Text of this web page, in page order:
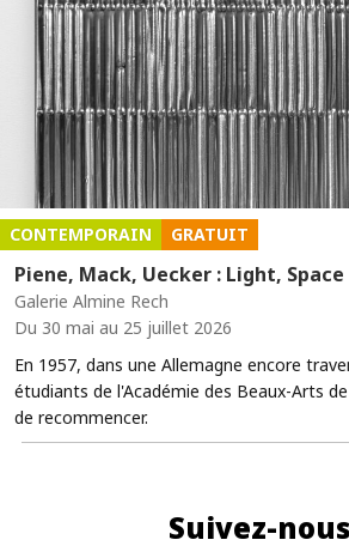
CONTEMPORAIN GRATUIT
Piene, Mack, Uecker : Light,
Galerie Almine Rech
Du 30 mai au 25 juillet 2026
En 1957, dans une Allemagne encore
étudiants de l'Académie des Beaux-Arts
de recommencer.
Suivez-